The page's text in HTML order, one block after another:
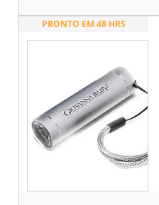
PRONTO EM 48 HRS